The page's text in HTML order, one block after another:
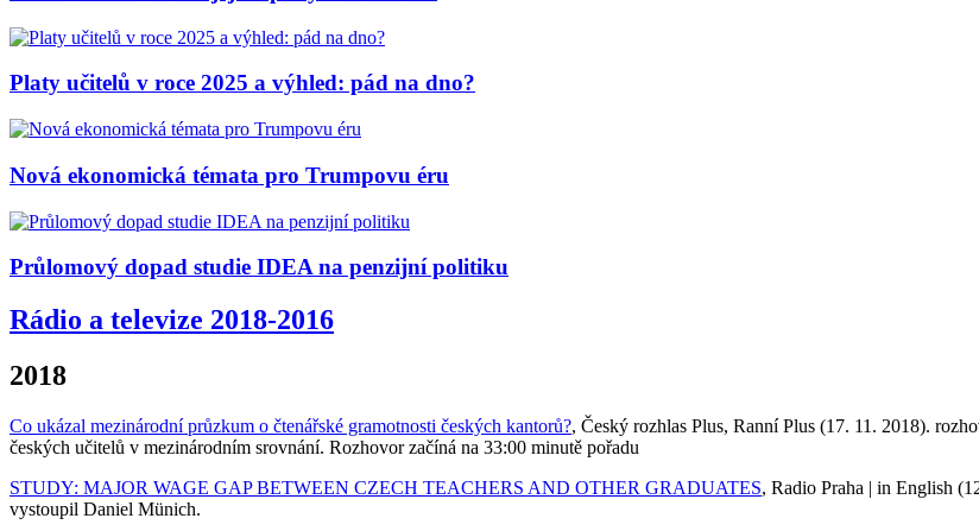
Platy učitelů v roce 2025 a výhled: pád na dno?
Nová ekonomická témata pro Trumpovu éru
Průlomový dopad studie IDEA na penzijní politiku
Rádio a televize 2018-2016
2018
Co ukázal mezinárodní průzkum o čtenářské gramotnosti českých kantorů?, Český rozhlas Plus, Ranní Plus (17. 11. 2018).
českých učitelů v mezinárodním srovnání. Rozhovor začíná na 33:00 minutě pořadu
STUDY: MAJOR WAGE GAP BETWEEN CZECH TEACHERS AND OTHER GRADUATES, Radio Praha | in English
vystoupil Daniel Münich.